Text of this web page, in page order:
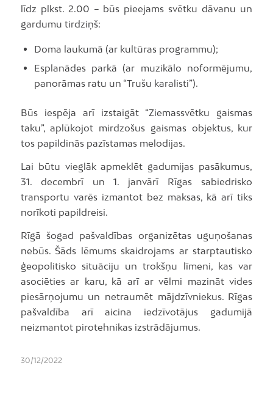
līdz plkst. 2.00 – būs pieejams svētku dāvanu un
gardumu tirdziņš:
Doma laukumā (ar kultūras programmu);
Esplanādes parkā (ar muzikālo noformējumu,
panorāmas ratu un “Trušu karalisti”).
Būs iespēja arī izstaigāt “Ziemassvētku gaismas
taku”, aplūkojot mirdzošus gaismas objektus, kur
tos papildinās pazīstamas melodijas.
Lai būtu vieglāk apmeklēt gadumijas pasākumus,
31. decembrī un 1. janvārī Rīgas sabiedrisko
transportu varēs izmantot bez maksas, kā arī tiks
norīkoti papildreisi.
Rīgā šogad pašvaldības organizētas uguņošanas
nebūs. Šāds lēmums skaidrojams ar starptautisko
ģeopolitisko situāciju un trokšņu līmeni, kas var
asociēties ar karu, kā arī ar vēlmi mazināt vides
piesārņojumu un netraumēt mājdzīvniekus. Rīgas
pašvaldība arī aicina iedzīvotājus gadumijā
neizmantot pirotehnikas izstrādājumus.
30/12/2022